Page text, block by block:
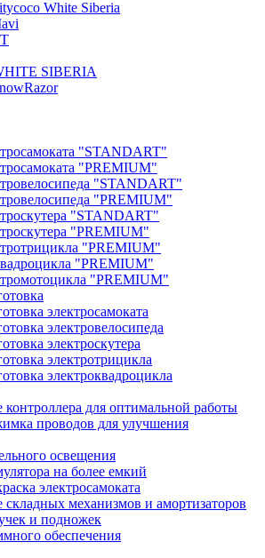
White Siberia
SIBERIA
"STANDART"
"PREMIUM"
"STANDART"
"PREMIUM"
"STANDART"
"PREMIUM"
"PREMIUM"
"PREMIUM"
"PREMIUM"
электросамоката
электровелосипеда
электроскутера
электротрицикла
электроквадроцикла
контроллера для оптимальной работы
проводов для улучшения
освещения
на более емкий
электросамоката
складных механизмов и амортизаторов
и подножек
обеспечения